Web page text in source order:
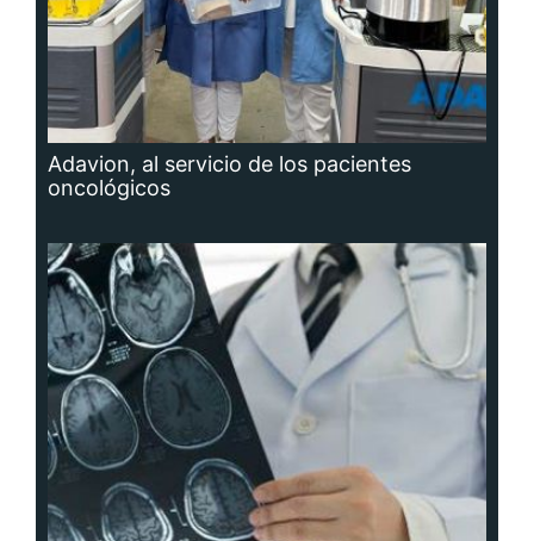
Adavion, al servicio de los pacientes
oncológicos